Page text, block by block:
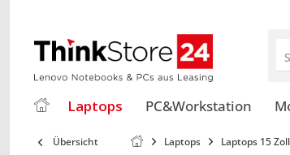
Laptops PC&Workstation
Übersicht Laptops Laptops 15 Zoll